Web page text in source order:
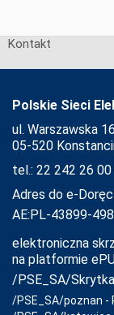
Kontakt
Polskie Sieci
ul. Warszawska
05-520
tel.: 22 242 26 00
Adres do e-
AE:PL-43899-
elektroniczna
na platformie
/PSE_SA/
/PSE_SA/poznan -